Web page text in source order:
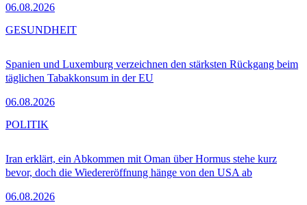
06.08.2026
Spanien und Luxemburg verzeichnen den stärksten Rückgang beim
täglichen Tabakkonsum in der EU
06.08.2026
GESUNDHEIT
Iran erklärt, ein Abkommen mit Oman über Hormus stehe kurz
bevor, doch die Wiedereröffnung hänge von den USA ab
06.08.2026
POLITIK